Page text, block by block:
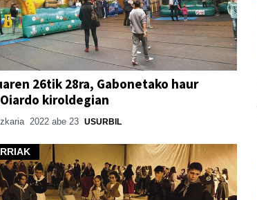
26tik 28ra, Gabonetako haur
kiroldegian
2022 abe 23 USURBIL